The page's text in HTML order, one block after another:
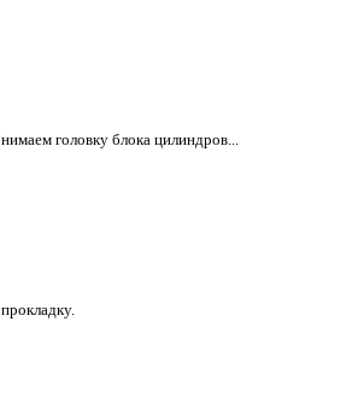
головку блока цилиндров...
прокладку.